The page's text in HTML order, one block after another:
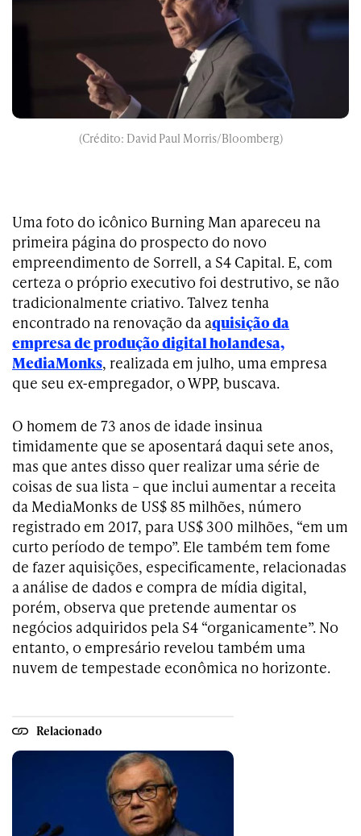
(Crédito: David Paul Morris/Bloomberg)
Uma foto do icônico Burning Man apareceu na
primeira página do prospecto do novo
empreendimento de Sorrell, a S4 Capital. E, com
certeza o próprio executivo foi destrutivo, se não
tradicionalmente criativo. Talvez tenha
encontrado na renovação da aquisição da
empresa de produção digital holandesa,
MediaMonks, realizada em julho, uma empresa
que seu ex-empregador, o WPP, buscava.
O homem de 73 anos de idade insinua
timidamente que se aposentará daqui sete anos,
mas que antes disso quer realizar uma série de
coisas de sua lista – que inclui aumentar a receita
da MediaMonks de US$ 85 milhões, número
registrado em 2017, para US$ 300 milhões, “em um
curto período de tempo”. Ele também tem fome
de fazer aquisições, especificamente, relacionadas
a análise de dados e compra de mídia digital,
porém, observa que pretende aumentar os
negócios adquiridos pela S4 “organicamente”. No
entanto, o empresário revelou também uma
nuvem de tempestade econômica no horizonte.
Relacionado